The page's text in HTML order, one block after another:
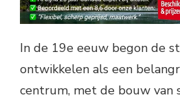
In de 19e eeuw begon de
ontwikkelen als een
centrum, met de bouw van